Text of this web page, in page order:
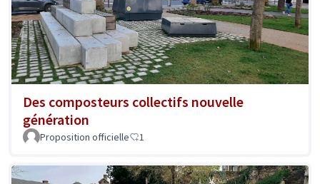
Des composteurs collectifs nouvelle
génération
Proposition officielle 1